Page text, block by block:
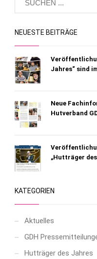
NEUESTE BEITRÄGE
Jahres“ sind
Neue
Hutverband
„Hutträger
KATEGORIEN
Aktuelles
GDH
Hutträger des Jahres